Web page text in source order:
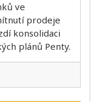
ve
prodeje
konsolidaci
plánů Penty.